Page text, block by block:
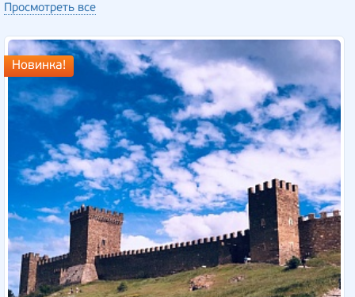
Просмотреть все
Новинка!